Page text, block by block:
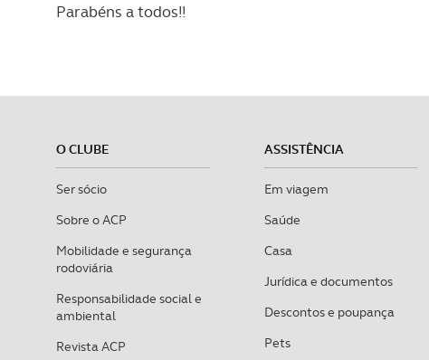
Parabéns a todos!!
O CLUBE
Ser sócio
Sobre o ACP
Mobilidade e segurança
rodoviária
Responsabilidade social e
ambiental
Revista ACP
ASSISTÊNCIA
Em viagem
Saúde
Casa
Jurídica e documentos
Descontos e poupança
Pets